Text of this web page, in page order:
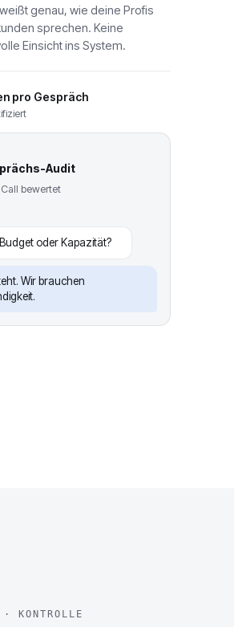
genau, wie deine Profis
sprechen. Keine
Einsicht ins System.
pro Gespräch
Audit
bewertet
oder Kapazität?
Wir brauchen
KONTROLLE